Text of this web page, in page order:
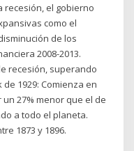
recesión, el gobierno
como el
de los
2008-2013.
recesión, superando
1929: Comienza en
un 27% menor que el de
a todo el planeta.
1873 y 1896.